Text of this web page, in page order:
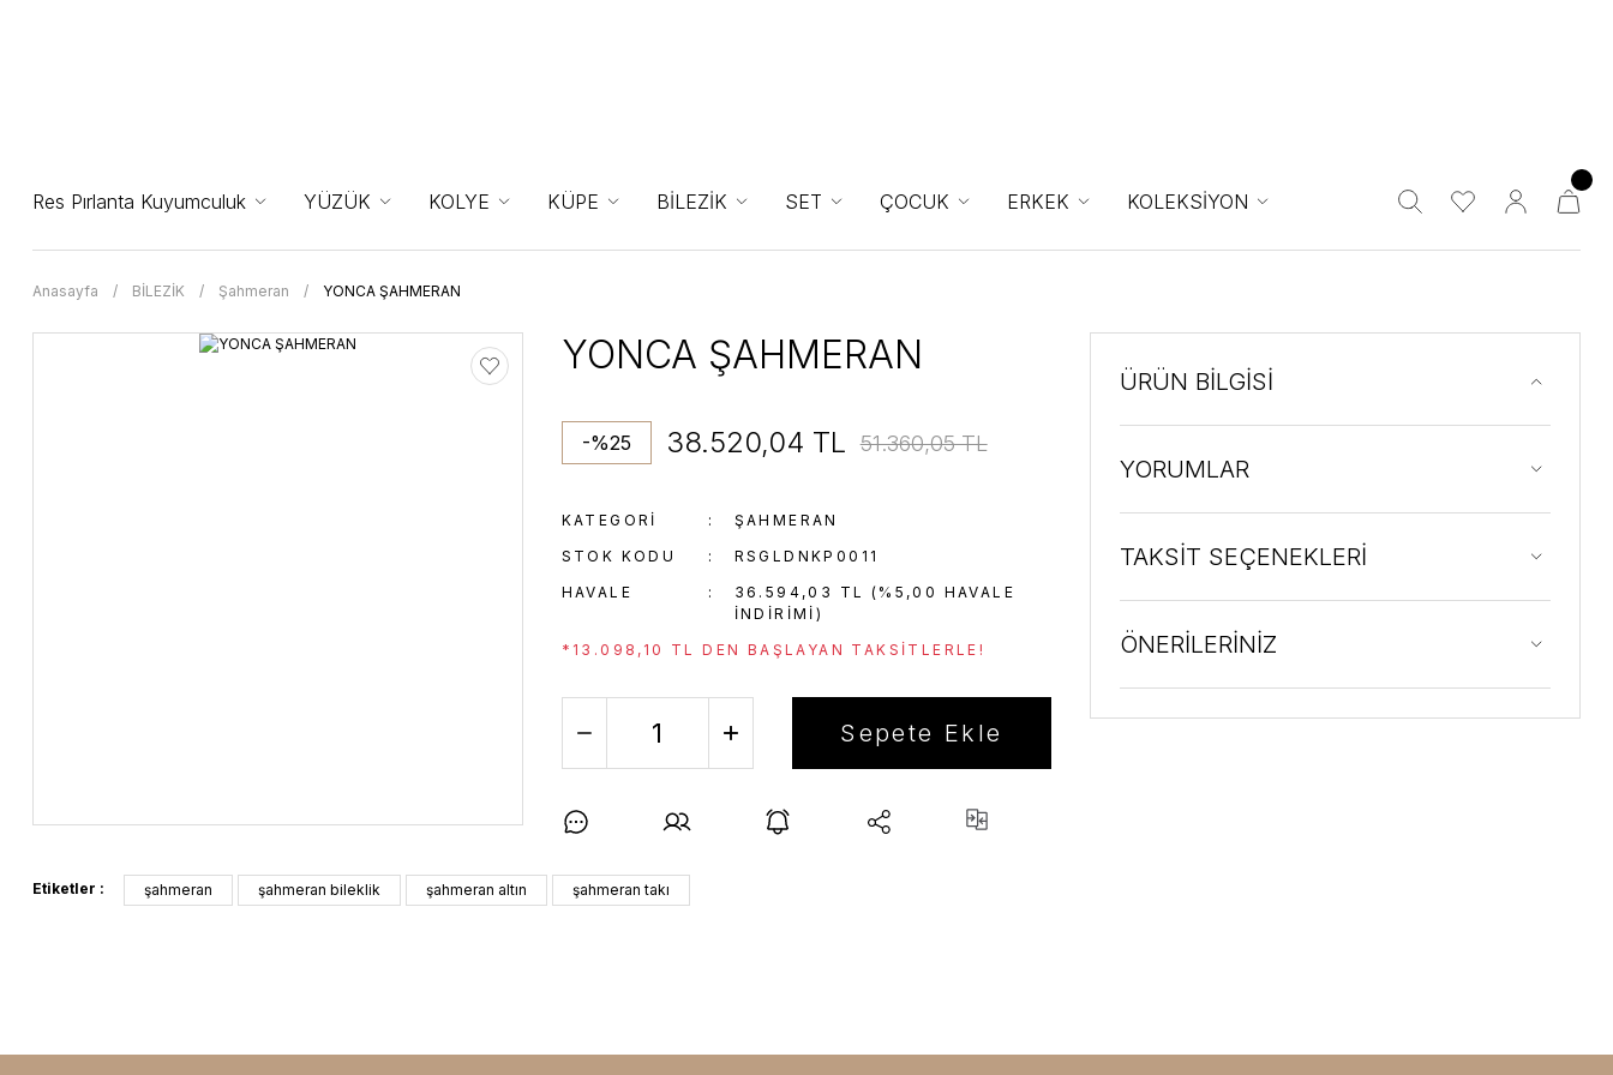
Res Pırlanta Kuyumculuk YÜZÜK KOLYE KÜPE BİLEZİK SET ÇOCUK ERKEK KOLEKSİYON
Anasayfa BİLEZİK Şahmeran YONCA ŞAHMERAN
YONCA ŞAHMERAN
-%25 38.520,04 TL 51.360,05 TL
KATEGORI
ŞAHMERAN
STOK KODU
RSGLDNKP0011
HAVALE
36.594,03 TL (%5,00 HAVALE
INDIRIMI)
*13.098,10 TL DEN BAŞLAYAN TAKSITLERLE!
Sepete Ekle
ÜRÜN BİLGİSİ
YORUMLAR
TAKSİT SEÇENEKLERİ
ÖNERİLERİNİZ
Etiketler : şahmeran şahmeran bileklik şahmeran altın şahmeran takı